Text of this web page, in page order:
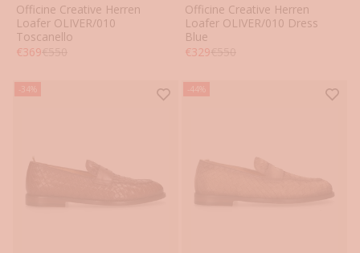
42 43 44
Officine Creative Herren
Loafer OLIVER/010
Toscanello
Angebot
€369Regulärer Preis
€550
42 43 44
Officine Creative Herren
Loafer OLIVER/010 Dress
Blue
Angebot
€329Regulärer Preis
€550
-34% -44%